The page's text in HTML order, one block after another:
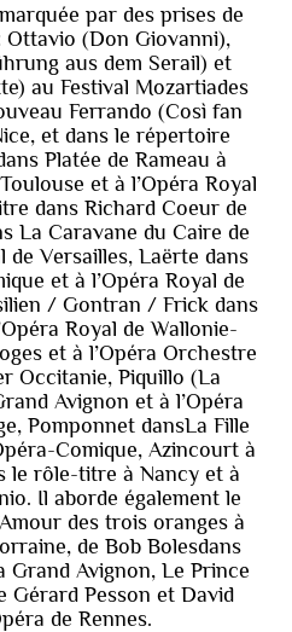
par des prises de
Ottavio (Don Giovanni),
aus dem Serail) et
au Festival Mozartiades
Ferrando (Così fan
et dans le répertoire
Platée de Rameau à
et à l’Opéra Royal
dans Richard Coeur de
La Caravane du Caire de
de Versailles, Laërte dans
et à l’Opéra Royal de
/ Gontran / Frick dans
Royal de Wallonie-
et à l’Opéra Orchestre
Occitanie, Piquillo (La
Avignon et à l’Opéra
Pomponnet dansLa Fille
Comique, Azincourt à
le rôle-titre à Nancy et à
Il aborde également le
des trois oranges à
de Bob Bolesdans
Grand Avignon, Le Prince
Gérard Pesson et David
de Rennes.